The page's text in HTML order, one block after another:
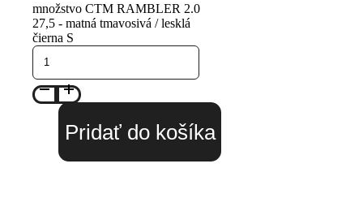
množstvo CTM RAMBLER 2.0
27,5 - matná tmavosivá / lesklá
čierna S
Pridať do košíka